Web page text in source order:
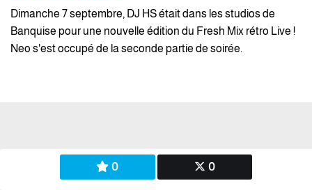
0 0
Dimanche 7 septembre, DJ HS était dans les studios de
Banquise pour une nouvelle édition du Fresh Mix rétro Live !
Neo s'est occupé de la seconde partie de soirée.